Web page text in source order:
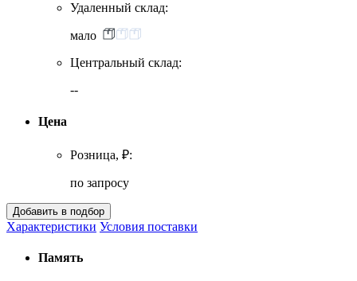
Удаленный склад:
мало
Центральный склад:
--
Цена
Розница, ₽:
по запросу
Характеристики Условия поставки
Память